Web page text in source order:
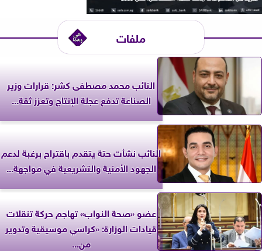
ملفات
النائب محمد مصطفى كشر: قرارات وزير
الصناعة تدفع عجلة الإنتاج وتعزز ثقة...
النائب نشأت حتة يتقدم باقتراح برغبة لدعم
الجهود الأمنية والتشريعية في مواجهة...
عضو «صحة النواب» تهاجم حركة تنقلات
قيادات الوزارة: «كراسي موسيقية وتدوير
من...